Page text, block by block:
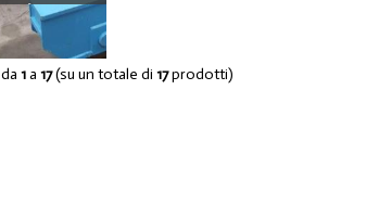
30/40 TON
da1a17(su un totale di17prodotti)